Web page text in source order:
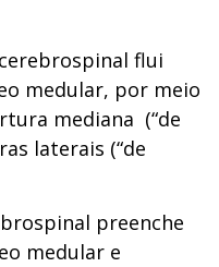
flui
medular, por meio
mediana (“de
laterais (“de
preenche
medular e